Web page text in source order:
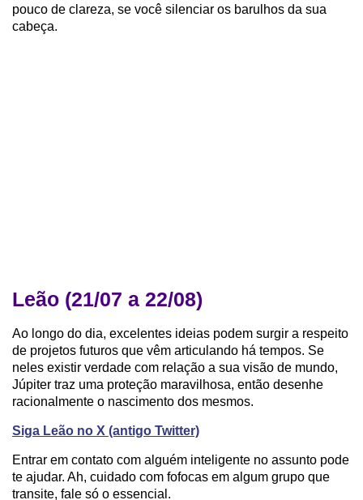
pouco de clareza, se você silenciar os barulhos da sua
cabeça.
Leão (21/07 a 22/08)
Ao longo do dia, excelentes ideias podem surgir a respeito
de projetos futuros que vêm articulando há tempos. Se
neles existir verdade com relação a sua visão de mundo,
Júpiter traz uma proteção maravilhosa, então desenhe
racionalmente o nascimento dos mesmos.
Siga Leão no X (antigo Twitter)
Entrar em contato com alguém inteligente no assunto pode
te ajudar. Ah, cuidado com fofocas em algum grupo que
transite, fale só o essencial.